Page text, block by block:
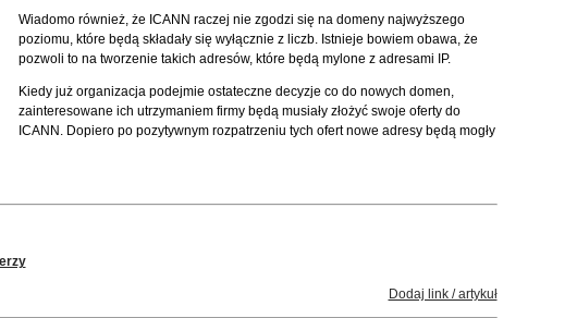
Wiadomo również, że ICANN raczej nie zgodzi się na domeny najwyższego
poziomu, które będą składały się wyłącznie z liczb. Istnieje bowiem obawa, że
pozwoli to na tworzenie takich adresów, które będą mylone z adresami IP.
Kiedy już organizacja podejmie ostateczne decyzje co do nowych domen,
zainteresowane ich utrzymaniem firmy będą musiały złożyć swoje oferty do
ICANN. Dopiero po pozytywnym rozpatrzeniu tych ofert nowe adresy będą mogły
Dodaj link / artykuł